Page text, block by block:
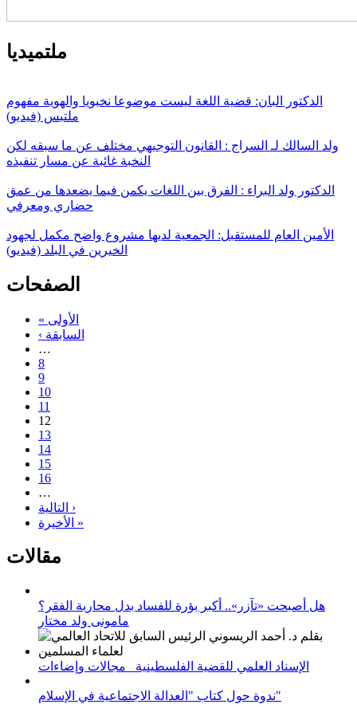
ملتميديا
الدكتور البان: قضية اللغة ليست موضوعا نخبويا والهوية مفهوم
ملتبس (فيديو)
ولد السالك لـ السراج : القانون التوجيهي مختلف عن ما سبقه لكن
النخبة غائبة عن مسار تنفيذه
الدكتور ولد البراء : الفرق بين اللغات يكمن فيما يضعدها من عمق
حضاري ومعرفي
الأمين العام للمستقبل: الجمعية لديها مشروع واضح مكمل لجهود
الخيرين في البلد (فيديو)
الصفحات
« الأولى
‹ السابقة
…
8
9
10
11
12
13
14
15
16
…
التالية ›
الأخيرة »
مقالات
هل أصبحت «تآزر».. أكبر بؤرة للفساد بدل محاربة الفقر؟
مامونى ولد مختار
الإسناد العلمي للقضية الفلسطينية_ مجالات وإضاءات
ندوة حول كتاب "العدالة الاجتماعية في الإسلام"